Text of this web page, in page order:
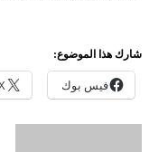
شارك هذا الموضوع:
فيس بوك